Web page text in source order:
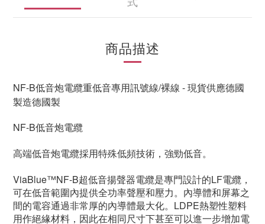
商品描述
NF-B低音炮電纜重低音專用訊號線/裸線 - 現貨供應德國
製造德國製
NF-B低音炮電纜
高端低音炮電纜採用特殊低頻技術，強勁低音。
ViaBlue™NF-B超低音揚聲器電纜是專門設計的LF電纜，
可在低音範圍內提供全功率聲壓和壓力。內導體和屏幕之
間的電容通過非常厚的內導體最大化。LDPE熱塑性塑料
用作絕緣材料，因此在相同尺寸下甚至可以進一步增加電